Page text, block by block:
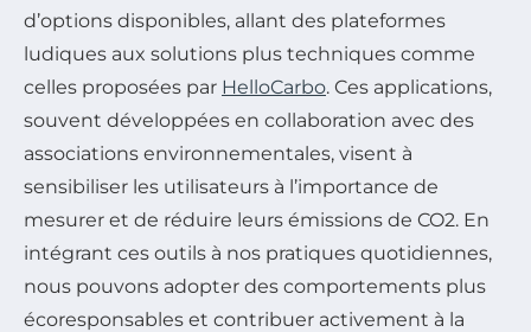
d’options disponibles, allant des plateformes
ludiques aux solutions plus techniques comme
celles proposées par HelloCarbo. Ces applications,
souvent développées en collaboration avec des
associations environnementales, visent à
sensibiliser les utilisateurs à l’importance de
mesurer et de réduire leurs émissions de CO2. En
intégrant ces outils à nos pratiques quotidiennes,
nous pouvons adopter des comportements plus
écoresponsables et contribuer activement à la